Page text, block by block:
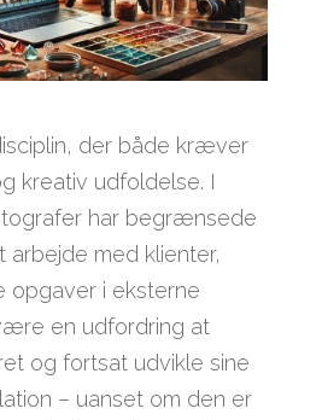
der både kræver
kreativ udfoldelse. I
har begrænsede
arbejde med klienter,
opgaver i eksterne
en udfordring at
og fortsat udvikle sine
– uanset om den er